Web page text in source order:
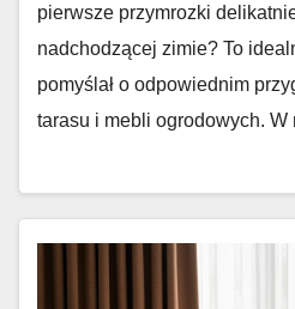
pierwsze przymrozki
nadchodzącej zimie? To
pomyślał o odpowiednim
tarasu i mebli ogrodowych.